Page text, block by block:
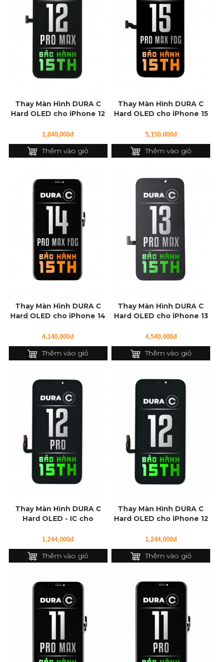
Thay Màn Hình DURA C
Hard OLED cho iPhone 12
1,840,000đ
Thêm vào giỏ
Thay Màn Hình DURA C
Hard OLED cho iPhone 15
5,150,000đ
Thêm vào giỏ
Thay Màn Hình DURA C
Hard OLED cho iPhone 14
4,140,000đ
Thêm vào giỏ
Thay Màn Hình DURA C
Hard OLED cho iPhone 13
4,540,000đ
Thêm vào giỏ
Thay Màn Hình DURA C
Hard OLED - IC cho
1,244,000đ
Thêm vào giỏ
Thay Màn Hình DURA C
Hard OLED cho iPhone 12
1,244,000đ
Thêm vào giỏ